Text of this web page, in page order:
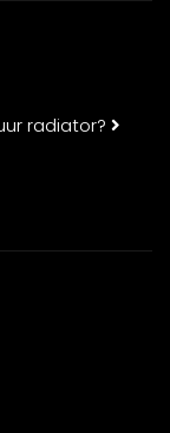
radiator?